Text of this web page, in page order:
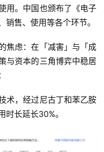
用。中国也颁布了《电子
售、使用等各个环节。
焦虑：在「减害」与「成
与资本的三角博弈中稳居
术，经过尼古丁和苯乙胺
时长延长30%。